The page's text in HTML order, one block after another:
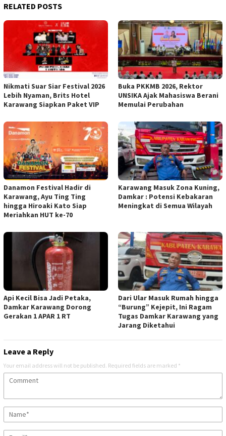
RELATED POSTS
Nikmati Suar Siar Festival 2026
Lebih Nyaman, Brits Hotel
Karawang Siapkan Paket VIP
Buka PKKMB 2026, Rektor
UNSIKA Ajak Mahasiswa Berani
Memulai Perubahan
Danamon Festival Hadir di
Karawang, Ayu Ting Ting
hingga Hiroaki Kato Siap
Meriahkan HUT ke-70
Karawang Masuk Zona Kuning,
Damkar : Potensi Kebakaran
Meningkat di Semua Wilayah
Api Kecil Bisa Jadi Petaka,
Damkar Karawang Dorong
Gerakan 1 APAR 1 RT
Dari Ular Masuk Rumah hingga
“Burung” Kejepit, Ini Ragam
Tugas Damkar Karawang yang
Jarang Diketahui
Leave a Reply
Your email address will not be published. Required fields are marked *